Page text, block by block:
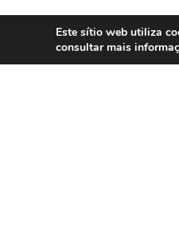
Este sítio web utiliza
consultar mais